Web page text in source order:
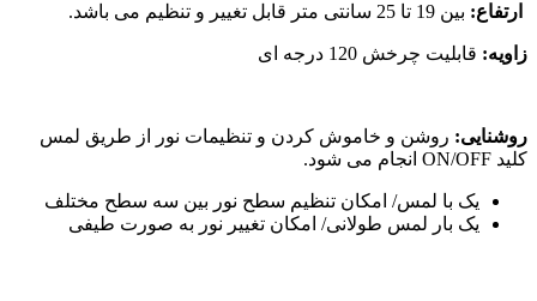
ارتفاع: بین 19 تا 25 سانتی متر قابل تغییر و تنظیم می باشد.
زاویه: قابلیت چرخش 120 درجه ای
روشنایی: روشن و خاموش کردن و تنظیمات نور از طریق لمس
کلید ON/OFF انجام می شود.
یک با لمس/ امکان تنظیم سطح نور بین سه سطح مختلف
یک بار لمس طولانی/ امکان تغییر نور به صورت طیفی